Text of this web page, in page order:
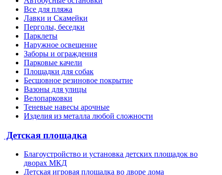
Все для пляжа
Лавки и Скамейки
Перголы, беседки
Парклеты
Наружное освещение
Заборы и ограждения
Парковые качели
Площадки для собак
Бесшовное резиновое покрытие
Вазоны для улицы
Велопарковки
Теневые навесы арочные
Изделия из металла любой сложности
Детская площадка
Благоустройство и установка детских площадок во
дворах МКД
Детская игровая площадка во дворе дома